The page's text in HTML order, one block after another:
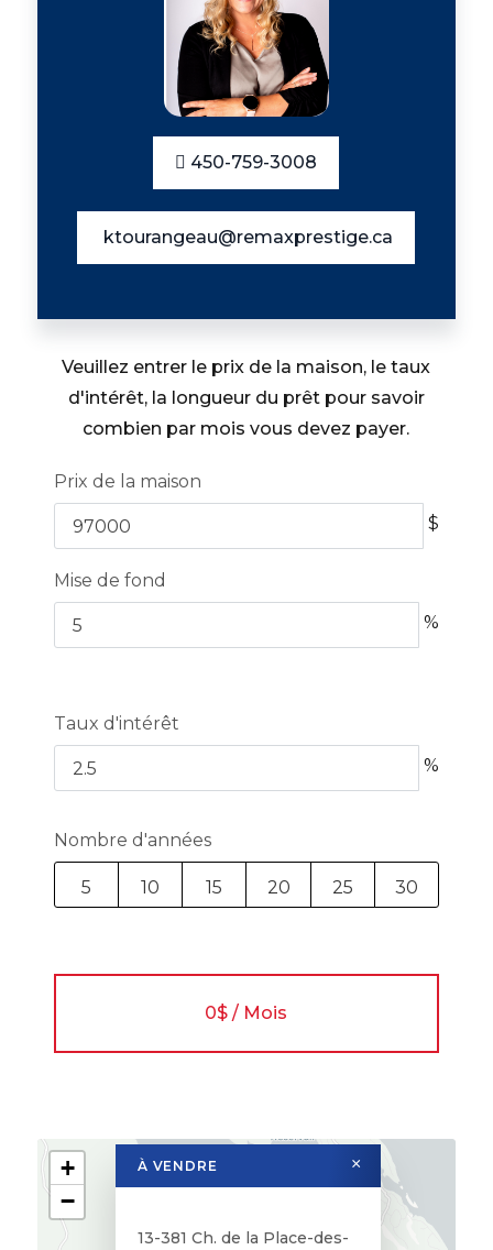
450-759-3008
ktourangeau@remaxprestige.ca
Veuillez entrer le prix de la maison, le taux
d'intérêt, la longueur du prêt pour savoir
combien par mois vous devez payer.
Prix de la maison
$
Mise de fond
%
Taux d'intérêt
%
Nombre d'années
5 10 15 20 25 30
0$ / Mois
À VENDRE
13-381 Ch. de la Place-des-
×
+
−